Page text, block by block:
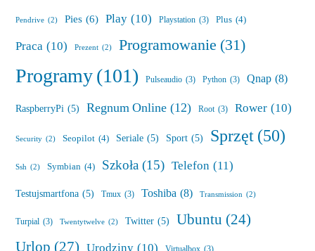
Pendrive (2) Pies (6) Play (10) Playstation (3) Plus (4)
Praca (10) Prezent (2) Programowanie (31)
Programy(101) Pulseaudio (3) Python (3) Qnap (8)
RaspberryPi (5) Regnum Online (12) Root (3) Rower (10)
Security (2) Seopilot (4) Seriale (5) Sport (5) Sprzęt(50)
Ssh (2) Symbian (4) Szkoła (15) Telefon (11)
Testujsmartfona (5) Tmux (3) Toshiba (8) Transmission (2)
Turpial (3) Twentytwelve (2) Twitter (5) Ubuntu (24)